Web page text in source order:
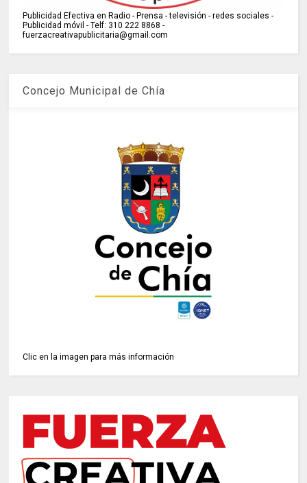
Publicidad Efectiva en Radio - Prensa - televisión - redes sociales -
Publicidad móvil - Telf: 310 222 8868 -
fuerzacreativapublicitaria@gmail.com
Concejo Municipal de Chía
Clic en la imagen para más información